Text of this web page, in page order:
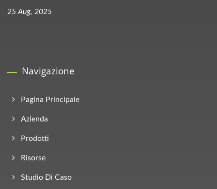
25 Aug, 2025
Navigazione
Pagina Principale
Azienda
Prodotti
Risorse
Studio Di Caso